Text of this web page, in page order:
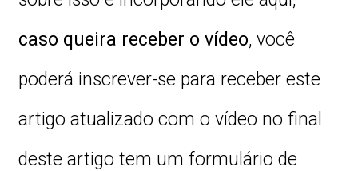
caso queira receber o vídeo, você
poderá inscrever-se para receber este
artigo atualizado com o vídeo no final
deste artigo tem um formulário de